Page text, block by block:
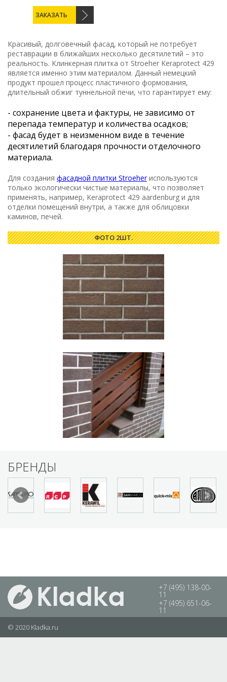
ЗАКАЗАТЬ
Красивый, долговечный фасад, который не потребует
реставрации в ближайших несколько десятилетий – это
реальность. Клинкерная плитка от Stroeher Keraprotect 429
является именно этим материалом. Данный немецкий
продукт прошел процесс пластичного формования,
длительный обжиг туннельной печи, что гарантирует ему:
- сохранение цвета и фактуры, не зависимо от
перепада температур и количества осадков;
- фасад будет в неизменном виде в течение
десятилетий благодаря прочности отделочного
материала.
Для создания фасадной плитки Stroeherиспользуются
только экологически чистые материалы, что позволяет
применять, например, Keraprotect 429 aardenburg и для
отделки помещений внутри, а также для облицовки
каминов, печей.
ФОТО 2ШТ.
БРЕНДЫ
+7 (495) 138-00-
11
+7 (495) 651-06-
11
© 2020 Kladka.ru